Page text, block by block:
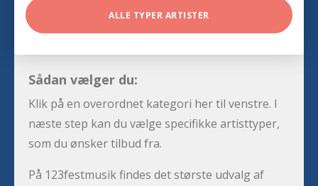
ALLE TYPER ARTISTER
Sådan vælger du:
Klik på en overordnet kategori her til venstre. I
næste step kan du vælge specifikke artisttyper,
som du ønsker tilbud fra.
På 123festmusik findes det største udvalg af